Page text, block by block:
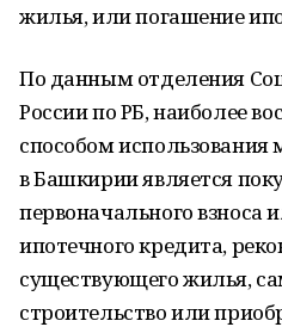
жилья, или погашение
По данным отделения
России по РБ, наиболее
способом использования
в Башкирии является
первоначального взноса
ипотечного кредита,
существующего жилья,
строительство или